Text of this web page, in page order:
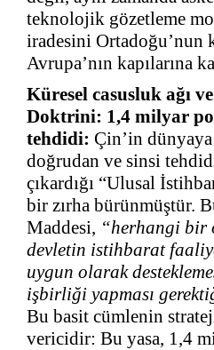
teknolojik gözetleme
iradesini Ortadoğu’nun
Avrupa’nın kapılarına
Küresel casusluk ağı
Doktrini: 1,4 milyar
tehdidi: Çin’in
doğrudan ve sinsi
çıkardığı “Ulusal
bir zırha bürünmüştür.
Maddesi, “herhangi bir
devletin istihbarat
uygun olarak
işbirliği yapması
Bu basit cümlenin
vericidir: Bu yasa, 1,4